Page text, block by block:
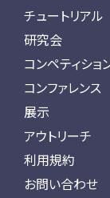
チュートリアル
研究会
コンペティショ
コンファレンス
展示
アウトリーチ
利用規約
お問い合わせ